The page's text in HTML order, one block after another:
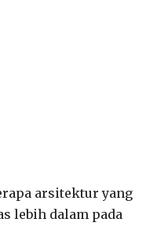
arsitektur yang
lebih dalam pada